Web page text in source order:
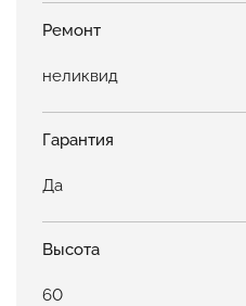
Ремонт
неликвид
Гарантия
Да
Высота
60